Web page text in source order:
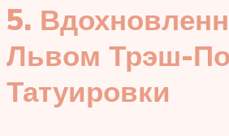
5.
Львом Трэш-
Татуировки